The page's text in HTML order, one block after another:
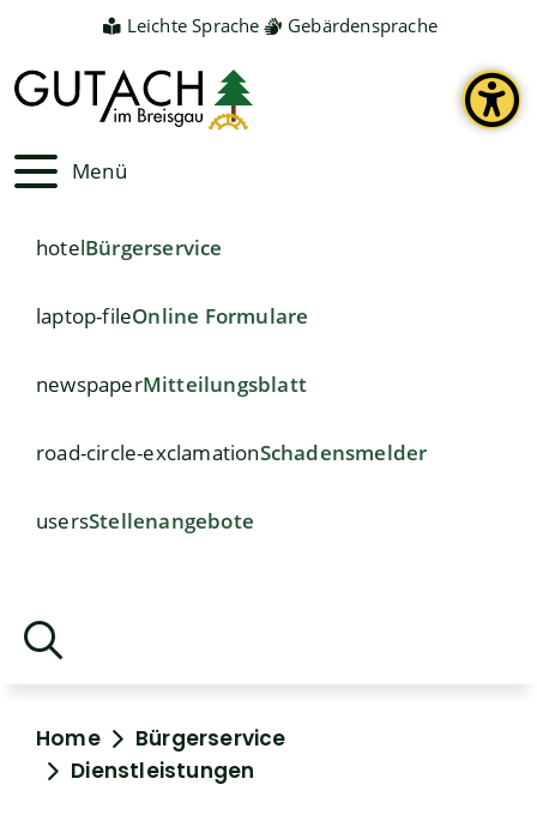
Leichte Sprache Gebärdensprache
Menü
hotelBürgerservice
laptop-fileOnline Formulare
newspaperMitteilungsblatt
road-circle-exclamationSchadensmelder
usersStellenangebote
Home
Bürgerservice
Dienstleistungen